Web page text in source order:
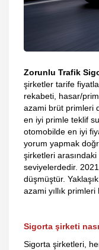
Zorunlu Trafik
şirketler tarife
rekabeti, hasar/
azami brüt primleri
en iyi primle teklif
otomobilde en iyi
yorum yapmak
şirketleri
seviyelerdedir.
düşmüştür.
azami yıllık primleri
Sigorta şirketi
Sigorta şirketleri,